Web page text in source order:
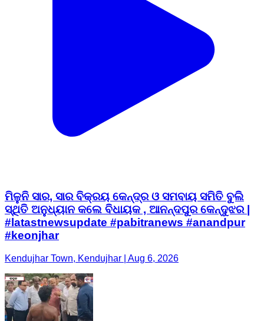
ମିଳୁନି ସାର, ସାର ବିକ୍ରୟ କେନ୍ଦ୍ର ଓ ସମବାୟ ସମିତି ବୁଲି
ସ୍ଥିତି ଅନୁଧ୍ୟାନ କଲେ ବିଧାୟକ , ଆନନ୍ଦପୁର କେନ୍ଦୁଝର |
#latastnewsupdate #pabitranews #anandpur
#keonjhar
Kendujhar Town, Kendujhar | Aug 6, 2026